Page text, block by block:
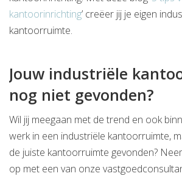
kantoorinrichting’ creëer jij je eigen
kantoorruimte.
Jouw industriële
nog niet gevonden?
Wil jij meegaan met de trend en ook
werk in een industriële kantoorruimte,
de juiste kantoorruimte gevonden?
op met een van onze